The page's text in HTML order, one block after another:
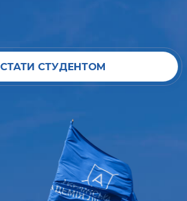
СТАТИ СТУДЕНТОМ